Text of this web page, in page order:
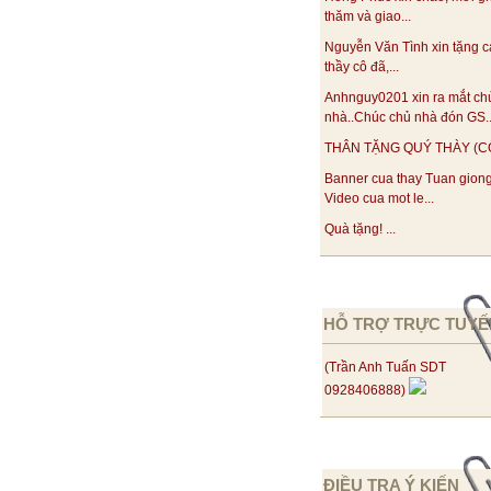
thăm và giao...
Nguyễn Văn Tình xin tặng
thầy cô đã,...
Anhnguy0201 xin ra mắt
nhà..Chúc chủ nhà đón
THÂN TẶNG QUÝ THÀY
Banner cua thay Tuan giong
Video cua mot le...
Quà tặng! ...
HỖ TRỢ TRỰC
(Trần Anh Tuấn SDT
0928406888)
ĐIỀU TRA Ý KIẾN